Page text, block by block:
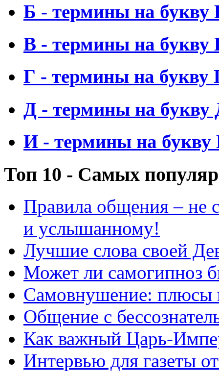
Б - термины на букву
В - термины на букву
Г - термины на букву
Д - термины на букву
И - термины на букву
Топ 10 - Самых
Правила общения – не
и услышанному!
Лучшие слова своей
Может ли самогипноз
Самовнушение: плюсы
Общение с
Как важный Царь-
Интервью для газеты